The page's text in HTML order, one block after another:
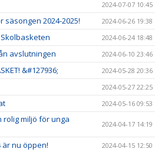
2024-07-07 10:45
2024-2025! 2024-06-26 19:38
2024-06-24 18:48
avslutningen 2024-06-10 23:46
&#127936; 2024-05-28 20:36
2024-05-27 22:25
2024-05-16 09:53
rolig miljö för unga
2024-04-17 14:19
är nu öppen! 2024-04-15 12:50